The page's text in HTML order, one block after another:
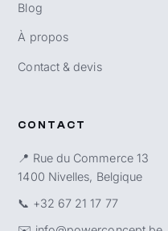
Blog
À propos
Contact & devis
CONTACT
📍 Rue du Commerce 13
1400 Nivelles, Belgique
📞 +32 67 21 17 77